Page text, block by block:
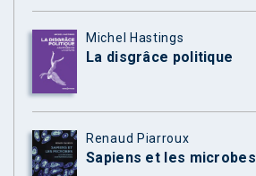
Michel Hastings
La disgrâce politique
Renaud Piarroux
Sapiens et les microbes